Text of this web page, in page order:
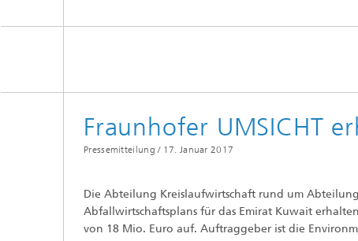
Fraunhofer UMSICHT
Pressemitteilung / 17. Januar 2017
Die Abteilung Kreislaufwirtschaft rund um
Abfallwirtschaftsplans für das Emirat Kuwait
von 18 Mio. Euro auf. Auftraggeber ist die